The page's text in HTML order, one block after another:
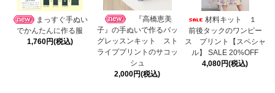
まっすぐ手ぬい
でかんたんに作る服
1,760円(税込)
『高橋恵美
子』の手ぬいで作るバッ
グレッスンキット スト
ライププリントのサコッ
シュ
2,000円(税込)
材料キット １
前後タックのワンピー
ス プリント【スペシャ
ル】 SALE 20%OFF
4,080円(税込)